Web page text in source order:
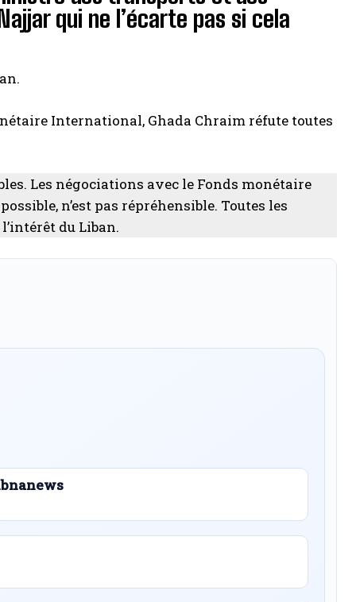
qui ne l’écarte pas si cela
International, Ghada Chraim réfute toutes
Les négociations avec le Fonds monétaire
n’est pas répréhensible. Toutes les
du Liban.